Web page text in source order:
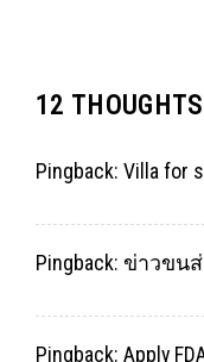
12
Pingback: Villa for
Pingback: ข่าวขนส่
Pingback: Apply